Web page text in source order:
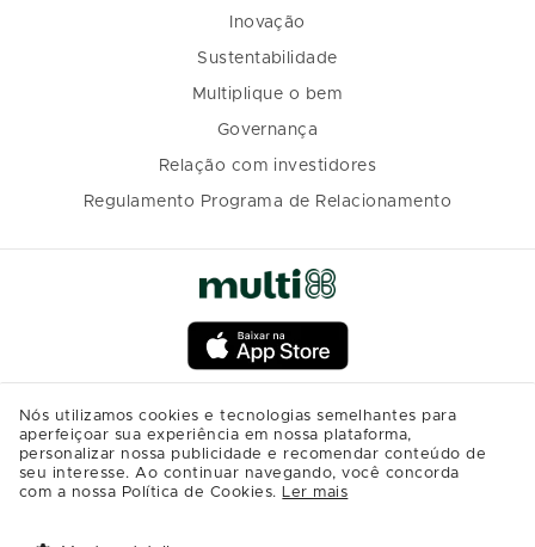
Inovação
Sustentabilidade
Multiplique o bem
Governança
Relação com investidores
Regulamento Programa de Relacionamento
Nós utilizamos cookies e tecnologias semelhantes para
aperfeiçoar sua experiência em nossa plataforma,
personalizar nossa publicidade e recomendar conteúdo de
seu interesse. Ao continuar navegando, você concorda
com a nossa Política de Cookies. Ler mais